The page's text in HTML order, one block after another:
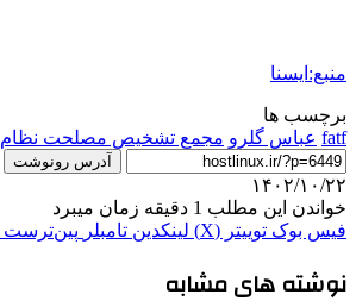
منبع:ایسنا
برچسب ها
fatf عباس گلرو مجمع تشخیص مصلحت نظام
آدرس رونوشت
۱۴۰۲/۱۰/۲۲
خواندن این مطلب 1 دقیقه زمان میبرد
فیس بوک توییتر (X) لینکدین ‫تامبلر ‫پین‌ترست
نوشته های مشابه